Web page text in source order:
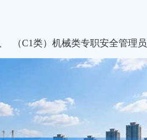
（C1类）机械类专职安全管理员